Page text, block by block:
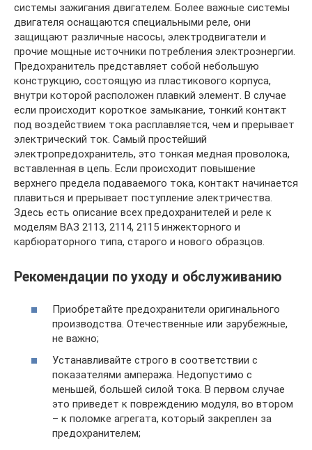
системы зажигания двигателем. Более важные системы
двигателя оснащаются специальными реле, они
защищают различные насосы, электродвигатели и
прочие мощные источники потребления электроэнергии.
Предохранитель представляет собой небольшую
конструкцию, состоящую из пластикового корпуса,
внутри которой расположен плавкий элемент. В случае
если происходит короткое замыкание, тонкий контакт
под воздействием тока расплавляется, чем и прерывает
электрический ток. Самый простейший
электропредохранитель, это тонкая медная проволока,
вставленная в цепь. Если происходит повышение
верхнего предела подаваемого тока, контакт начинается
плавиться и прерывает поступление электричества.
Здесь есть описание всех предохранителей и реле к
моделям ВАЗ 2113, 2114, 2115 инжекторного и
карбюраторного типа, старого и нового образцов.
Рекомендации по уходу и обслуживанию
Приобретайте предохранители оригинального
производства. Отечественные или зарубежные,
не важно;
Устанавливайте строго в соответствии с
показателями ампеража. Недопустимо с
меньшей, большей силой тока. В первом случае
это приведет к повреждению модуля, во втором
– к поломке агрегата, который закреплен за
предохранителем;